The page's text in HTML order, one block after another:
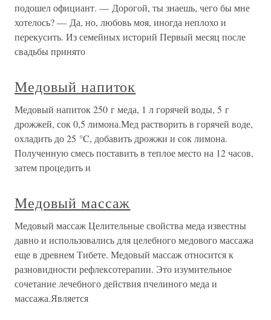
подошел официант. — Дорогой, ты знаешь, чего бы мне
хотелось? — Да, но, любовь моя, иногда неплохо и
перекусить. Из семейных историй Первый месяц после
свадьбы принято
Медовый напиток
Медовый напиток 250 г меда, 1 л горячей воды, 5 г
дрожжей, сок 0,5 лимона.Мед растворить в горячей воде,
охладить до 25 °C, добавить дрожжи и сок лимона.
Полученную смесь поставить в теплое место на 12 часов,
затем процедить и
Медовый массаж
Медовый массаж Целительные свойства меда известны
давно и использовались для целебного медового массажа
еще в древнем Тибете. Медовый массаж относится к
разновидности рефлексотерапии. Это изумительное
сочетание лечебного действия пчелиного меда и
массажа.Является